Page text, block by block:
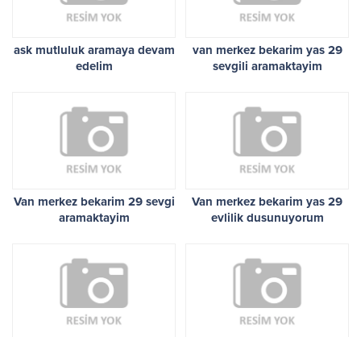
ask mutluluk aramaya devam
edelim
van merkez bekarim yas 29
sevgili aramaktayim
Van merkez bekarim 29 sevgi
aramaktayim
Van merkez bekarim yas 29
evlilik dusunuyorum